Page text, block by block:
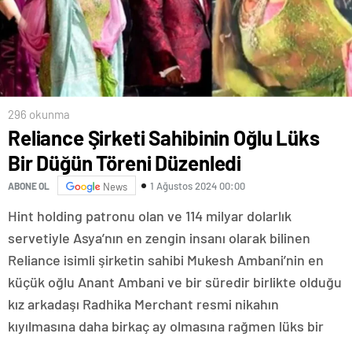
296 okunma
Reliance Şirketi Sahibinin Oğlu Lüks
Bir Düğün Töreni Düzenledi
ABONE OL News 1 Ağustos 2024 00:00
Hint holding patronu olan ve 114 milyar dolarlık
servetiyle Asya’nın en zengin insanı olarak bilinen
Reliance isimli şirketin sahibi Mukesh Ambani’nin en
küçük oğlu Anant Ambani ve bir süredir birlikte olduğu
kız arkadaşı Radhika Merchant resmi nikahın
kıyılmasına daha birkaç ay olmasına rağmen lüks bir